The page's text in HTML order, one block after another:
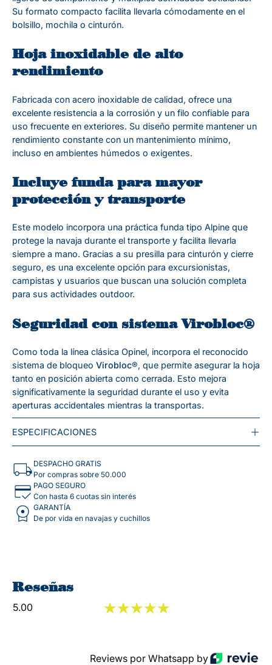
Su formato compacto facilita llevarla cómodamente en el
bolsillo, mochila o cinturón.
Hoja inoxidable de alto
rendimiento
Fabricada con acero inoxidable de calidad, ofrece una
excelente resistencia a la corrosión y un filo confiable para
uso frecuente en exteriores. Su diseño permite mantener un
rendimiento constante con un mantenimiento mínimo,
incluso en ambientes húmedos o exigentes.
Incluye funda para mayor
protección y transporte
Este modelo incorpora una práctica funda tipo Alpine que
protege la navaja durante el transporte y facilita llevarla
siempre a mano. Gracias a su presilla para cinturón y cierre
seguro, es una excelente opción para excursionistas,
campistas y usuarios que buscan una solución completa
para sus actividades outdoor.
Seguridad con sistema Virobloc®
Como toda la línea clásica Opinel, incorpora el reconocido
sistema de bloqueo Virobloc®, que permite asegurar la hoja
tanto en posición abierta como cerrada. Esto mejora
significativamente la seguridad durante el uso y evita
aperturas accidentales mientras la transportas.
ESPECIFICACIONES
DESPACHO GRATIS
Por compras sobre 50.000
PAGO SEGURO
Con hasta 6 cuotas sin interés
GARANTÍA
De por vida en navajas y cuchillos
Reseñas
5.00
Reviews por Whatsapp by